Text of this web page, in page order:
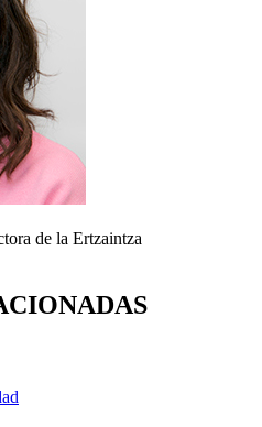
de la Ertzaintza